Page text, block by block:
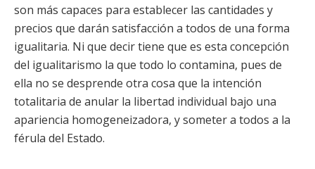
son más capaces para establecer las cantidades y
precios que darán satisfacción a todos de una forma
igualitaria. Ni que decir tiene que es esta concepción
del igualitarismo la que todo lo contamina, pues de
ella no se desprende otra cosa que la intención
totalitaria de anular la libertad individual bajo una
apariencia homogeneizadora, y someter a todos a la
férula del Estado.